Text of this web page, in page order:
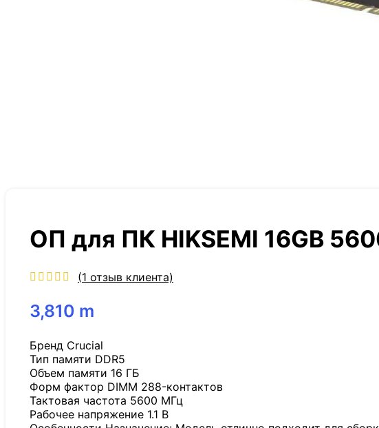
ОП для ПК HIKSEMI 16GB
(1 отзыв клиента)
3,810 m
Бренд Crucial
Тип памяти DDR5
Объем памяти 16 ГБ
Форм фактор DIMM 288-контактов
Тактовая частота 5600 МГц
Рабочее напряжение 1.1 В